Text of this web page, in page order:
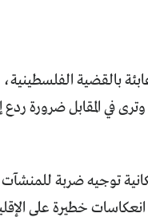
بالقضية
في المقابل ضرورة
توجيه ضربة للمنشآت
خطيرة على